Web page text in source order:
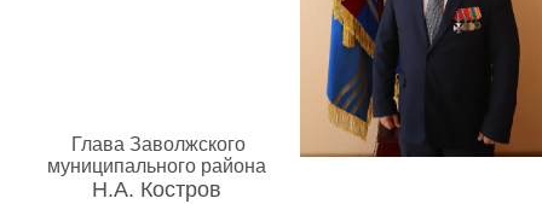
Глава Заволжского
муниципального района
Н.А. Костров